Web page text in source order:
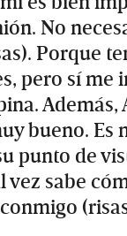
No
Porque
pero sí me
Además,
bueno. Es
punto de
vez sabe